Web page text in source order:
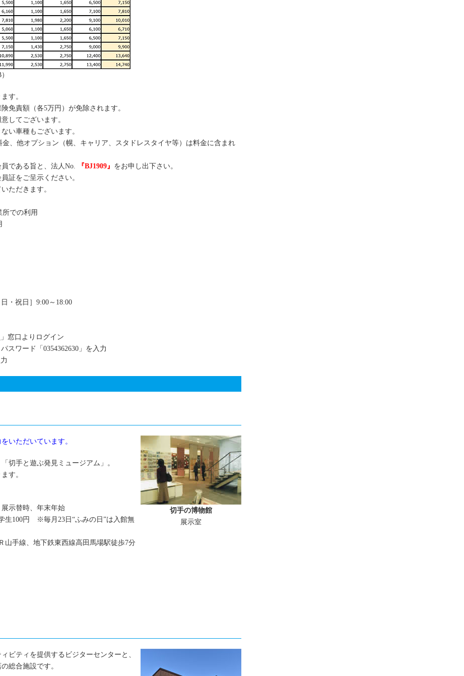
す。
免責額（各5万円）が免除されます。
してございます。
い車種もございます。
、他オプション（幌、キャリア、スタドレスタイヤ等）は料金に含まれ
である旨と、法人No.
『BJ1909』 をお申し出下さい。
証をご呈示ください。
ただきます。
での利用
・祝日］9:00～18:00
窓口よりログイン
スワード「0354362630」を入力
切手の博物館
展示室
いただいています。
切手と遊ぶ発見ミュージアム」。
す。
示替時、年末年始
生100円 ※毎月23日“ふみの日”は入館無
山手線、地下鉄東西線高田馬場駅徒歩7分
ビティを提供するビジターセンターと、
総合施設です。